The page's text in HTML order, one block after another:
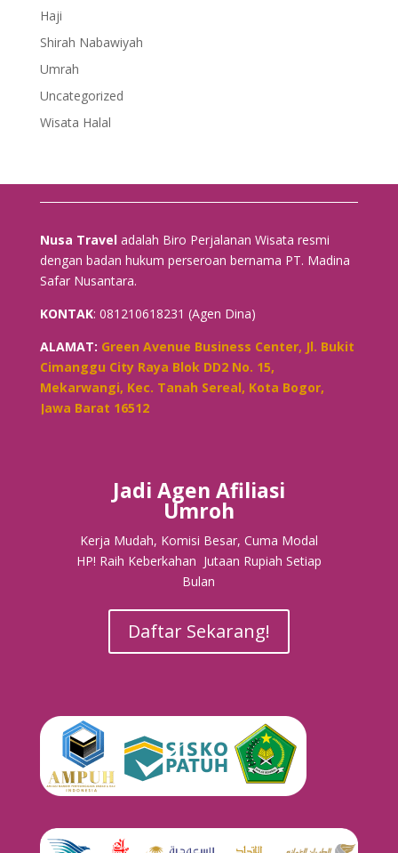
Haji
Shirah Nabawiyah
Umrah
Uncategorized
Wisata Halal
Nusa Traveladalah Biro Perjalanan Wisata resmi
dengan badan hukum perseroan bernama PT. Madina
Safar Nusantara.
KONTAK: 081210618231 (Agen Dina)
ALAMAT: Green Avenue Business Center, Jl. Bukit
Cimanggu City Raya Blok DD2 No. 15,
Mekarwangi, Kec. Tanah Sereal, Kota Bogor,
Jawa Barat 16512
Jadi Agen Afiliasi
Umroh
Kerja Mudah, Komisi Besar, Cuma Modal
HP! Raih Keberkahan Jutaan Rupiah Setiap
Bulan
Daftar Sekarang!